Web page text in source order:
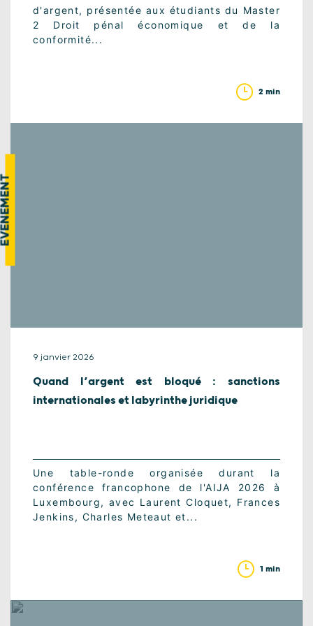
d'argent, présentée aux étudiants du Master
2 Droit pénal économique et de la
conformité...
2 min
9 janvier 2026
Quand l’argent est bloqué : sanctions
internationales et labyrinthe juridique
Une table-ronde organisée durant la
conférence francophone de l'AIJA 2026 à
Luxembourg, avec Laurent Cloquet, Frances
Jenkins, Charles Meteaut et...
1 min